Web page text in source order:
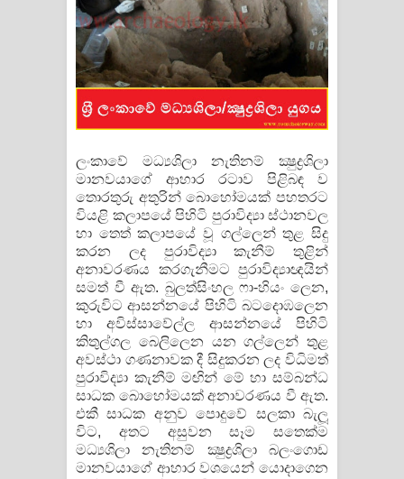
Pemwanthiye Song Lyrics -
පෙම්වන්තියේ ගීතයේ පද පෙළ
Manobhawa Song Lyrics - මනෝභව
Akahe Indala Song Lyrics - ආකාහේ
ඉඳලා ගීතයේ පද පෙළ
Raawaya Song Lyrics - රාවය ගීතයේ
පද පෙළ
Saddeta Denna Song Lyrics - සද්දෙට
දෙන්න ගීතයේ පද පෙළ
Kaalaya Song Lyrics - කාලය ගීතයේ පද
පෙළ
ලංකාවේ මධ්‍යශිලා නැතිනම් ක්‍ෂුද්‍රශිලා
මානවයාගේ ආහාර රටාව පිළිබඳ ව
තොරතුරු අතුරින් බොහෝමයක් පහතරට
වියළි කලාපයේ පිහිටි පුරාවිද්‍යා ස්ථානවල
හා තෙත් කලාපයේ වූ ගල්ලෙන් තුළ සිදු
කරන ලද පුරාවිද්‍යා කැනීම් තුළින්
අනාවරණය කරගැනීමට පුරාවිද්‍යාඥයින්
සමත් වී ඇත. බුලත්සිංහල ෆා-හියං ලෙන,
කුරුවිට ආසන්නයේ පිහිටි බටදොඹලෙන
හා අවිස්සාවේල්ල ආසන්නයේ පිහිටි
කිතුල්ගල බෙලිලෙන යන ගල්ලෙන් තුළ
අවස්ථා ගණනාවක දී සිදුකරන ලද විධිමත්
පුරාවිද්‍යා කැනීම් මඟින් මේ හා සම්බන්ධ
සාධක බොහෝමයක් අනාවරණය වී ඇත.
එකී සාධක අනුව පොදුවේ සලකා බැලූ
විට, අතට අසුවන සෑම සතෙක්ම
මධ්‍යශිලා නැතිනම් ක්‍ෂුද්‍රශිලා බලංගොඩ
මානවයාගේ ආහාර වශයෙන් යොදාගෙන